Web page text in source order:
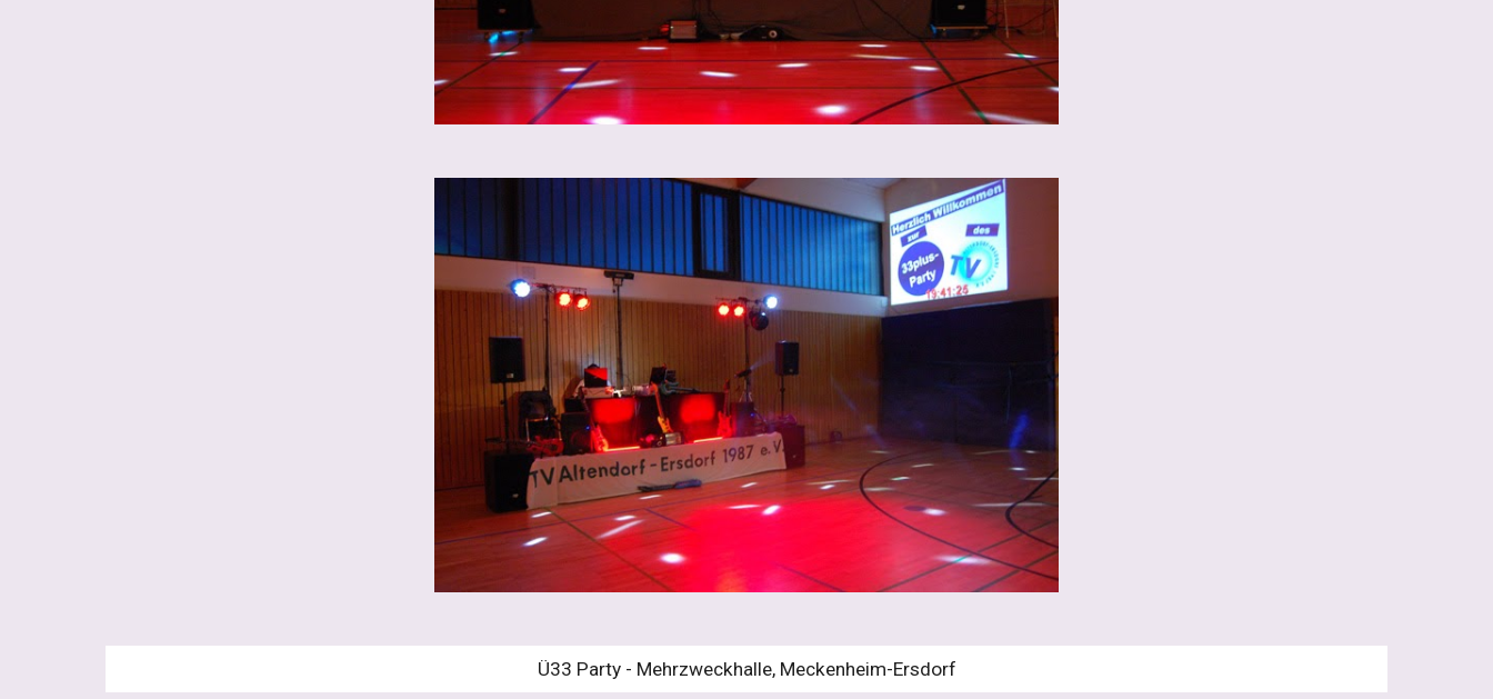
Ü33 Party - Mehrzweckhalle, Meckenheim-Ersdorf